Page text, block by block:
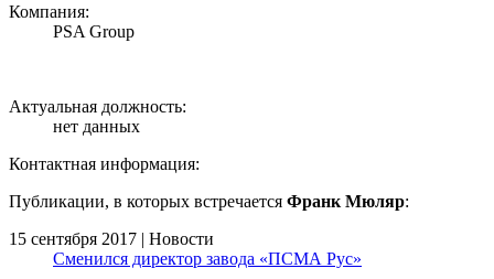
Компания:
PSA Group
Актуальная должность:
нет данных
Контактная информация:
Публикации, в которых встречается Франк Мюляр:
15 сентября 2017 | Новости
Сменился директор завода «ПСМА Рус»